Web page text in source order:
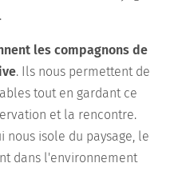
les compagnons de
. Ils nous permettent de
tout en gardant ce
et la rencontre.
isole du paysage, le
dans l'environnement